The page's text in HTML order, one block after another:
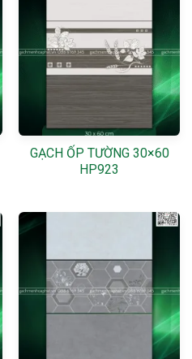
GẠCH ỐP TƯỜNG 30×60
HP923